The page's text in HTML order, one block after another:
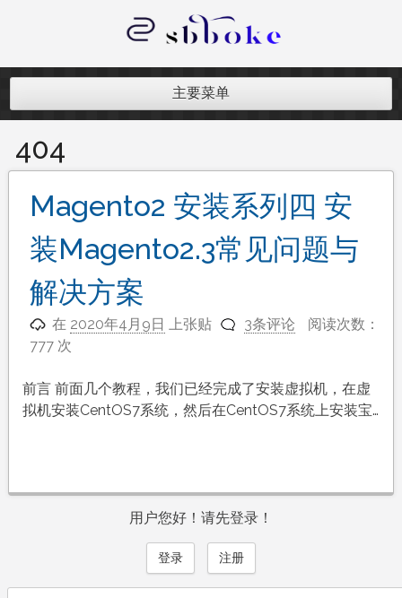
内
记录跨境电商独立站开发遇到的点点
主要菜单
404
Magento2 安装系列四 安
装Magento2.3常见问题与
解决方案
在 2020年4月9日 上张贴 3条评论
阅读次数：
777 次
前言 前面几个教程，我们已经完成了安装虚拟机，在虚
拟机安装CentOS7系统，然后在CentOS7系统上安装宝…
用户您好！请先登录！
登录 注册